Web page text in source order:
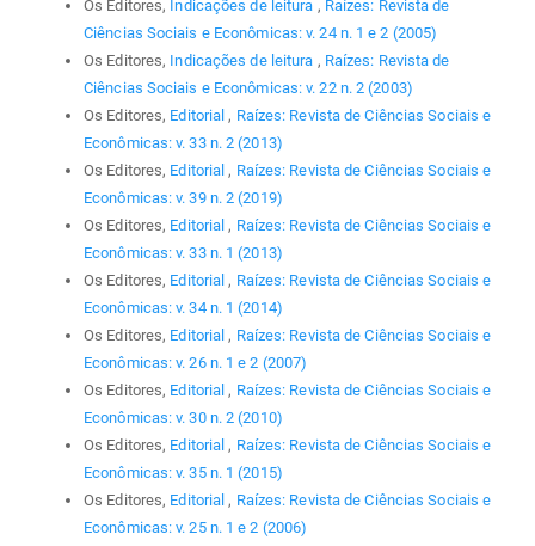
Os Editores, Indicações de leitura , Raízes: Revista de
Ciências Sociais e Econômicas: v. 24 n. 1 e 2 (2005)
Os Editores, Indicações de leitura , Raízes: Revista de
Ciências Sociais e Econômicas: v. 22 n. 2 (2003)
Os Editores, Editorial, Raízes: Revista de Ciências Sociais e
Econômicas: v. 33 n. 2 (2013)
Os Editores, Editorial, Raízes: Revista de Ciências Sociais e
Econômicas: v. 39 n. 2 (2019)
Os Editores, Editorial, Raízes: Revista de Ciências Sociais e
Econômicas: v. 33 n. 1 (2013)
Os Editores, Editorial, Raízes: Revista de Ciências Sociais e
Econômicas: v. 34 n. 1 (2014)
Os Editores, Editorial, Raízes: Revista de Ciências Sociais e
Econômicas: v. 26 n. 1 e 2 (2007)
Os Editores, Editorial, Raízes: Revista de Ciências Sociais e
Econômicas: v. 30 n. 2 (2010)
Os Editores, Editorial, Raízes: Revista de Ciências Sociais e
Econômicas: v. 35 n. 1 (2015)
Os Editores, Editorial, Raízes: Revista de Ciências Sociais e
Econômicas: v. 25 n. 1 e 2 (2006)